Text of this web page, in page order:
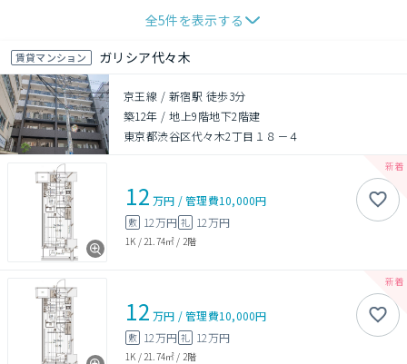
全5件を表示する
賃貸マンション ガリシア代々木
京王線 / 新宿駅 徒歩3分
築12年 /地上9階地下2階建
東京都渋谷区代々木2丁目１８－４
12 万円 /管理費10,000円
敷 12万円 礼 12万円
1K / 21.74㎡ / 2階
12 万円 /管理費10,000円
敷 12万円 礼 12万円
1K / 21.74㎡ / 2階